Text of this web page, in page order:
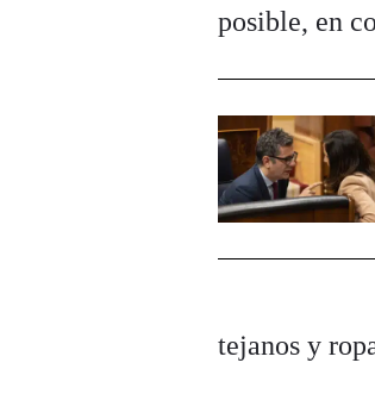
posible, en
tejanos y